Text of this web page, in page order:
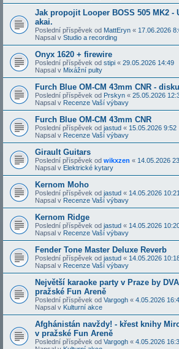
Jak propojit Looper BOSS 505 MK2 -
akai.
Poslední příspěvek od MattEryn « 17.06.2026
Napsal v Studio a recording
Onyx 1620 + firewire
Poslední příspěvek od stipi « 29.05.2026 14:49
Napsal v Mixážní pulty
Furch Blue OM-CM 43mm CNR -
Poslední příspěvek od Prskyn « 25.05.2026
Napsal v Recenze Vaší výbavy
Furch Blue OM-CM 43mm CNR
Poslední příspěvek od jastud « 15.05.2026 9:52
Napsal v Recenze Vaší výbavy
Girault Guitars
Poslední příspěvek od wikxzen « 14.05.2026
Napsal v Elektrické kytary
Kernom Moho
Poslední příspěvek od jastud « 14.05.2026 10:21
Napsal v Recenze Vaší výbavy
Kernom Ridge
Poslední příspěvek od jastud « 14.05.2026
Napsal v Recenze Vaší výbavy
Fender Tone Master Deluxe Reverb
Poslední příspěvek od jastud « 14.05.2026
Napsal v Recenze Vaší výbavy
Největší karaoke party v Praze by
pražské Fun Areně
Poslední příspěvek od Vargogh « 4.05.2026
Napsal v Kulturní akce
Afghánistán navždy! - křest knihy
v pražské Fun Areně
Poslední příspěvek od Vargogh « 4.05.2026